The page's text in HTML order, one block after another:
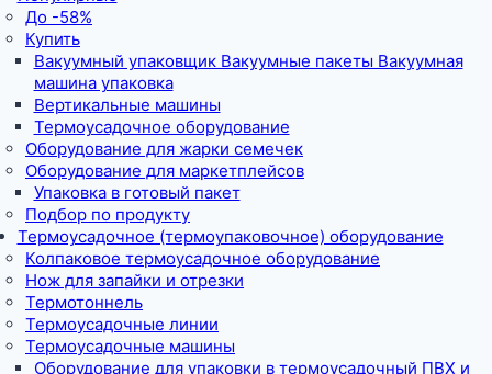
До -58%
Купить
Вакуумный упаковщик Вакуумные пакеты Вакуумная
машина упаковка
Вертикальные машины
Термоусадочное оборудование
Оборудование для жарки семечек
Оборудование для маркетплейсов
Упаковка в готовый пакет
Подбор по продукту
Термоусадочное (термоупаковочное) оборудование
Колпаковое термоусадочное оборудование
Нож для запайки и отрезки
Термотоннель
Термоусадочные линии
Термоусадочные машины
Оборудование для упаковки в термоусадочный ПВХ и